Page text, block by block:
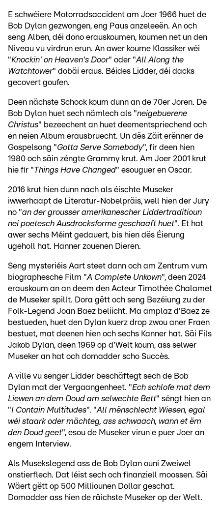
E schwéiere Motorradsaccident am Joer 1966 huet de
Bob Dylan gezwongen, eng Paus anzeleeën. An och
seng Alben, déi dono erauskoumen, koumen net un den
Niveau vu virdrun erun. An awer koume Klassiker wéi
"Knockin' on Heaven's Door" oder "All Along the
Watchtower" dobäi eraus. Béides Lidder, déi dacks
gecovert goufen.
Deen nächste Schock koum dunn an de 70er Joren. De
Bob Dylan huet sech nämlech als "neigebuerene
Christus" bezeechent an huet deementspriechend och
en neien Album erausbruecht. Un dës Zäit erënner de
Gospelsong "Gotta Serve Somebody", fir deen hien
1980 och säin zéngte Grammy krut. Am Joer 2001 krut
hie fir "Things Have Changed" esouguer en Oscar.
2016 krut hien dunn nach als éischte Museker
iwwerhaapt de Literatur-Nobelpräis, well hien der Jury
no "an der grousser amerikanescher Liddertraditioun
nei poetesch Ausdrocksforme geschaaft huet". Et hat
awer sechs Méint gedauert, bis hien dës Éierung
ugeholl hat. Hanner zouenen Dieren.
Seng mysteriéis Aart steet dann och am Zentrum vum
biographesche Film "A Complete Unkown", deen 2024
erauskoum an an deem den Acteur Timothée Chalamet
de Museker spillt. Dora gëtt och seng Bezéiung zu der
Folk-Legend Joan Baez beliicht. Ma amplaz d'Baez ze
bestueden, huet den Dylan kuerz drop zwou aner Fraen
bestuet, mat deenen hien och sechs Kanner hat. Säi Fils
Jakob Dylan, deen 1969 op d'Welt koum, ass selwer
Museker an hat och domadder scho Succès.
A ville vu senger Lidder beschäftegt sech de Bob
Dylan mat der Vergaangenheet. "Ech schlofe mat dem
Liewen an dem Doud am selwechte Bett" séngt hien an
"I Contain Multitudes". "All mënschlecht Wiesen, egal
wéi staark oder mächteg, ass schwaach, wann et ëm
den Doud geet", esou de Museker virun e puer Joer an
engem Interview.
Als Musekslegend ass de Bob Dylan ouni Zweiwel
onstierflech. Dat léist sech och finanziell moossen. Säi
Wäert gëtt op 500 Milliounen Dollar geschat.
Domadder ass hien de räichste Museker op der Welt.